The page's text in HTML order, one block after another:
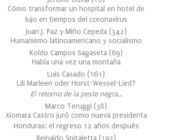
Cómo transformar un hospital en hotel de
lujo en tiempos del coronavirus
Juan J. Paz y Miño Cepeda (342)
Humanismo latinoamericano y socialismo
Koldo Campos Sagaseta (69)
Había una vez una montaña
Luis Casado (161 )
Lili Marleen oder Horst-Wessel-Lied?
El retorno de la peste negra…
Marco Teruggi (38)
Xiomara Castro juró como nueva presidenta
Honduras: el regreso 12 años después